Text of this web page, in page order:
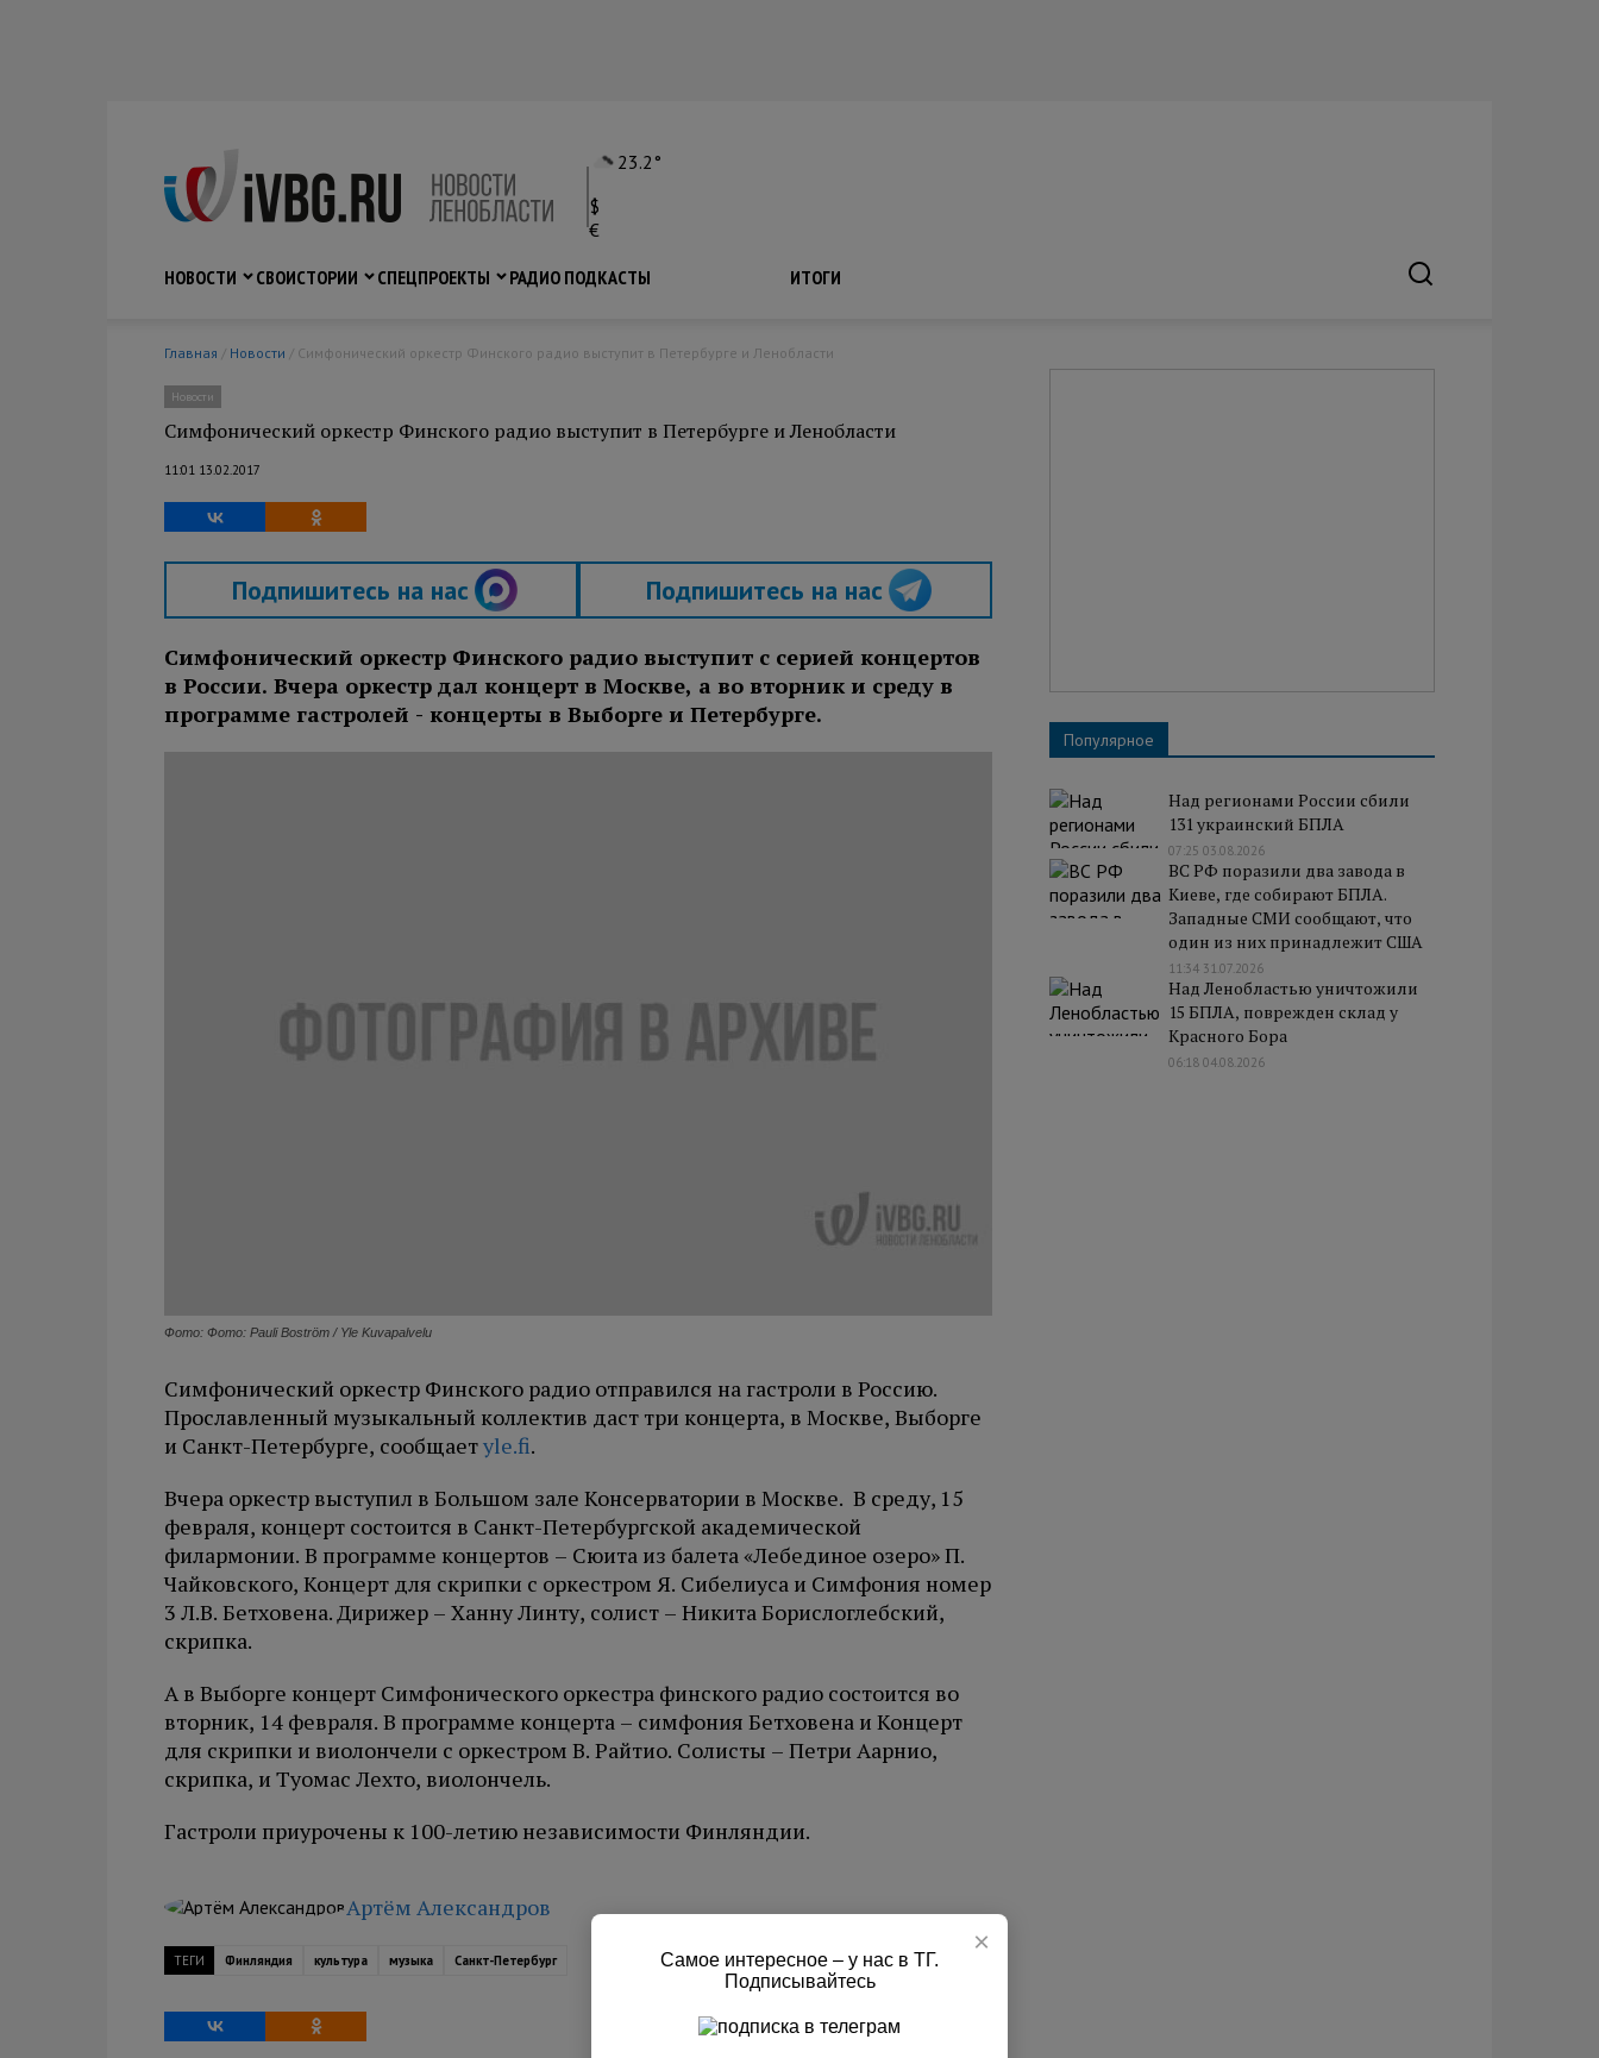
23.2°
$
€
НОВОСТИ
СВОИСТОРИИ СПЕЦПРОЕКТЫ РАДИО ПОДКАСТЫ ИТОГИ
Главная / Новости / Симфонический оркестр Финского радио выступит в Петербурге и Ленобласти
Новости
Симфонический оркестр Финского радио выступит в Петербурге и Ленобласти
11:01 13.02.2017
Подпишитесь на нас Подпишитесь на нас
Симфонический оркестр Финского радио выступит с серией концертов
в России. Вчера оркестр дал концерт в Москве, а во вторник и среду в
программе гастролей - концерты в Выборге и Петербурге.
Фото: Фото: Pauli Boström / Yle Kuvapalvelu
Симфонический оркестр Финского радио отправился на гастроли в Россию.
Прославленный музыкальный коллектив даст три концерта, в Москве, Выборге
и Санкт-Петербурге, сообщаетyle.fi.
Вчера оркестр выступил в Большом зале Консерватории в Москве. В среду, 15
февраля, концерт состоится в Санкт-Петербургской академической
филармонии. В программе концертов – Сюита из балета «Лебединое озеро» П.
Чайковского, Концерт для скрипки с оркестром Я. Сибелиуса и Симфония номер
3 Л.В. Бетховена. Дирижер – Ханну Линту, солист – Никита Борислоглебский,
скрипка.
А в Выборге концерт Симфонического оркестра финского радио состоится во
вторник, 14 февраля. В программе концерта – симфония Бетховена и Концерт
для скрипки и виолончели с оркестром В. Райтио. Солисты – Петри Аарнио,
скрипка, и Туомас Лехто, виолончель.
Гастроли приурочены к 100-летию независимости Финляндии.
Артём Александров
ТЕГИ Финляндия культура музыка Санкт-Петербург
Популярное
Над регионами России сбили
131 украинский БПЛА
07:25 03.08.2026
ВС РФ поразили два завода в
Киеве, где собирают БПЛА.
Западные СМИ сообщают, что
один из них принадлежит США
11:34 31.07.2026
Над Ленобластью уничтожили
15 БПЛА, поврежден склад у
Красного Бора
06:18 04.08.2026
×
Самое интересное – у нас в ТГ.
Подписывайтесь